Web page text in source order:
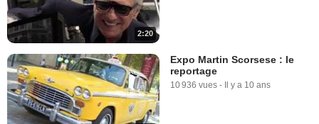
2:20
Expo Martin Scorsese : le
reportage
10 936 vues - Il y a 10 ans